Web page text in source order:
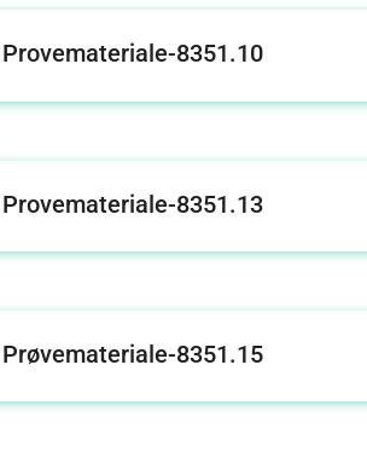
Provemateriale-8351.10
Provemateriale-8351.13
Prøvemateriale-8351.15